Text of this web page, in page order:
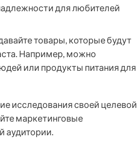
для любителей
товары, которые будут
Например, можно
или продукты питания для
исследования своей целевой
маркетинговые
аудитории.